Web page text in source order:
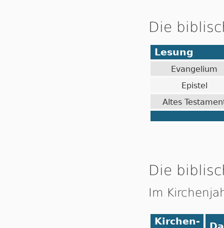
Die
Lesung
Evangelium
Epistel
Altes
Die
Im
Kirchen-